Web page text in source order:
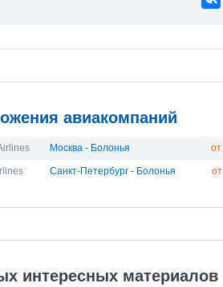
авиакомпаний
Москва - Болонья от
Санкт-Петербург - Болонья от
интересных материалов